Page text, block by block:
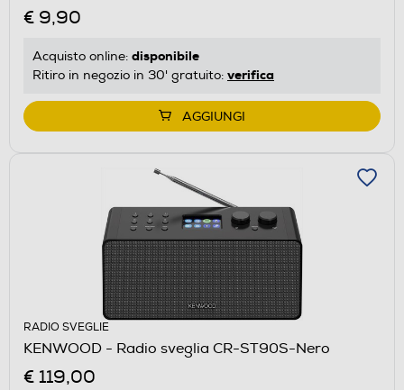
€ 9,90
Acquisto online: disponibile
Ritiro in negozio in 30' gratuito: verifica
AGGIUNGI
RADIO SVEGLIE
KENWOOD - Radio sveglia CR-ST90S-Nero
€ 119,00